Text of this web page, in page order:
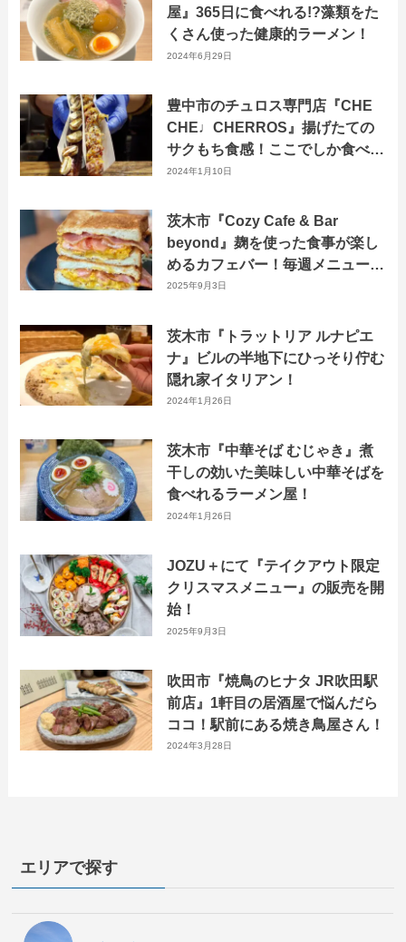
屋』365日に食べれる!?藻類をた
くさん使った健康的ラーメン！
2024年6月29日
豊中市のチュロス専門店『CHE
CHE♩CHERROS』揚げたての
サクもち食感！ここでしか食べら
れない美味しいチュロス
2024年1月10日
茨木市『Cozy Cafe & Bar
beyond』麹を使った食事が楽し
めるカフェバー！毎週メニューが
変わる”週替わりランチ”もおすす
2025年9月3日
茨木市『トラットリア ルナピエ
ナ』ビルの半地下にひっそり佇む
隠れ家イタリアン！
2024年1月26日
茨木市『中華そば むじゃき』煮
干しの効いた美味しい中華そばを
食べれるラーメン屋！
2024年1月26日
JOZU＋にて『テイクアウト限定
クリスマスメニュー』の販売を開
始！
2025年9月3日
吹田市『焼鳥のヒナタ JR吹田駅
前店』1軒目の居酒屋で悩んだら
ココ！駅前にある焼き鳥屋さん！
2024年3月28日
エリアで探す